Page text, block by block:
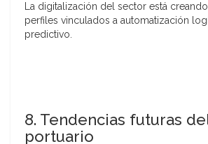
La digitalización del sector está
perfiles vinculados a automatización
predictivo.
8. Tendencias futuras
portuario